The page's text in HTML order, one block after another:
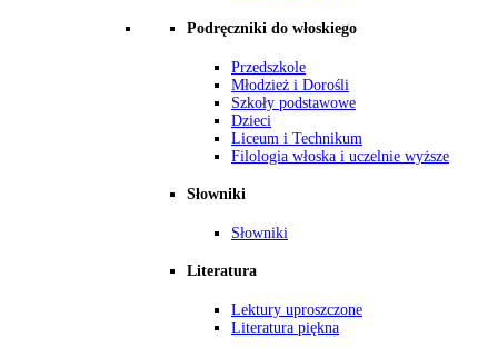
Podręczniki do włoskiego
Przedszkole
Młodzież i Dorośli
Szkoły podstawowe
Dzieci
Liceum i Technikum
Filologia włoska i uczelnie wyższe
Słowniki
Słowniki
Literatura
Lektury uproszczone
Literatura piękna